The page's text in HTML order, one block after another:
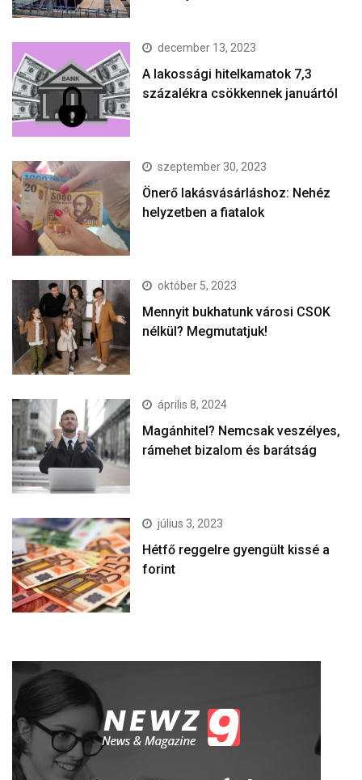
december 13, 2023
A lakossági hitelkamatok 7,3
százalékra csökkennek januártól
szeptember 30, 2023
Önerő lakásvásárláshoz: Nehéz
helyzetben a fiatalok
október 5, 2023
Mennyit bukhatunk városi CSOK
nélkül? Megmutatjuk!
április 8, 2024
Magánhitel? Nemcsak veszélyes,
rámehet bizalom és barátság
július 3, 2023
Hétfő reggelre gyengült kissé a
forint